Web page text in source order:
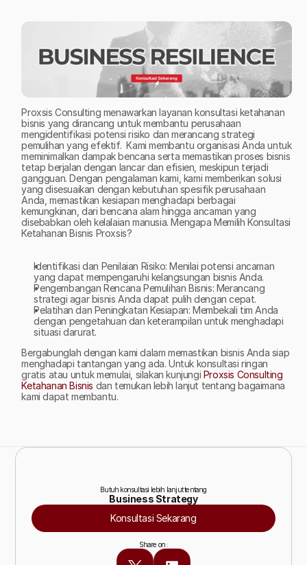
Proxsis Consulting menawarkan layanan konsultasi ketahanan
bisnis yang dirancang untuk membantu perusahaan
mengidentifikasi potensi risiko dan merancang strategi
pemulihan yang efektif.  Kami membantu organisasi Anda untuk
meminimalkan dampak bencana serta memastikan proses bisnis
tetap berjalan dengan lancar dan efisien, meskipun terjadi
gangguan. Dengan pengalaman kami, kami memberikan solusi
yang disesuaikan dengan kebutuhan spesifik perusahaan
Anda, memastikan kesiapan menghadapi berbagai
kemungkinan, dari bencana alam hingga ancaman yang
disebabkan oleh kelalaian manusia. Mengapa Memilih Konsultasi
Ketahanan Bisnis Proxsis?
Identifikasi dan Penilaian Risiko: Menilai potensi ancaman
yang dapat mempengaruhi kelangsungan bisnis Anda.
Pengembangan Rencana Pemulihan Bisnis: Merancang
strategi agar bisnis Anda dapat pulih dengan cepat.
Pelatihan dan Peningkatan Kesiapan: Membekali tim Anda
dengan pengetahuan dan keterampilan untuk menghadapi
situasi darurat.
Bergabunglah dengan kami dalam memastikan bisnis Anda siap
menghadapi tantangan yang ada. Untuk konsultasi ringan
gratis atau untuk memulai, silakan kunjungi Proxsis Consulting
Ketahanan Bisnis dan temukan lebih lanjut tentang bagaimana
kami dapat membantu.
Butuh konsultasi lebih lanjut tentang
Business Strategy
Konsultasi Sekarang
Share on :